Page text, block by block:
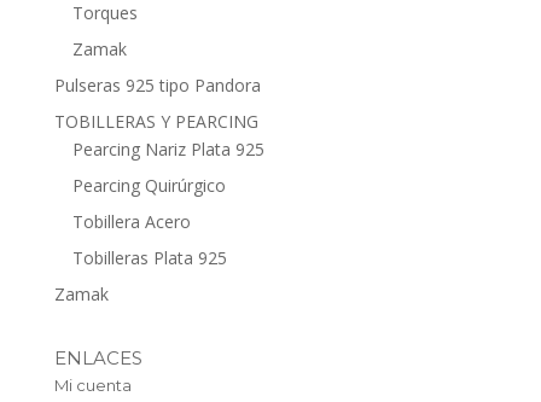
Torques
Zamak
Pulseras 925 tipo Pandora
TOBILLERAS Y PEARCING
Pearcing Nariz Plata 925
Pearcing Quirúrgico
Tobillera Acero
Tobilleras Plata 925
Zamak
ENLACES
Mi cuenta